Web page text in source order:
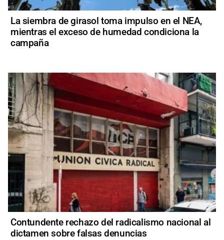
La siembra de girasol toma impulso en el NEA,
mientras el exceso de humedad condiciona la
campaña
Contundente rechazo del radicalismo nacional al
dictamen sobre falsas denuncias